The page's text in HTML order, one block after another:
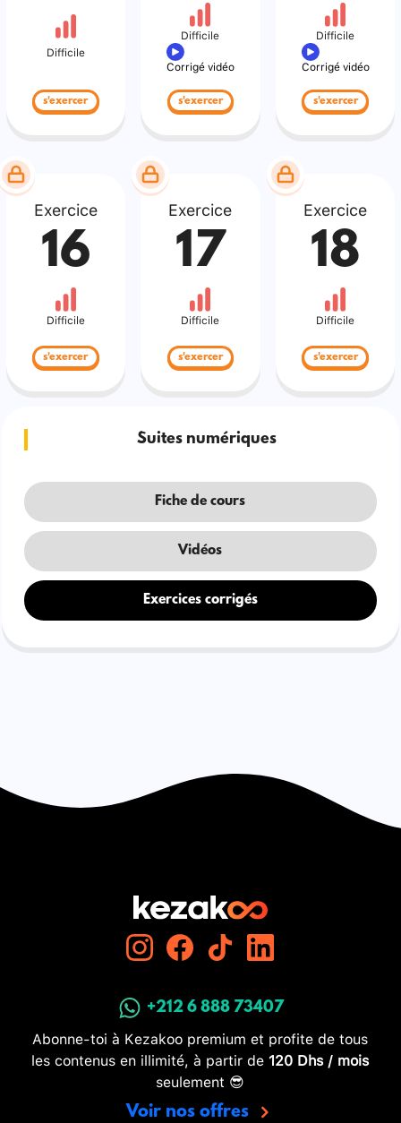
Difficile
s'exercer
Difficile
Corrigé vidéo
s'exercer
Difficile
Corrigé vidéo
s'exercer
Exercice
16
Difficile
s'exercer
Exercice
17
Difficile
s'exercer
Exercice
18
Difficile
s'exercer
Suites numériques
Fiche de cours
Vidéos
Exercices corrigés
+212 6 888 73407
Abonne-toi à Kezakoo premium et profite de tous
les contenus en illimité, à partir de 120 Dhs / mois
seulement 😎
Voir nos offres